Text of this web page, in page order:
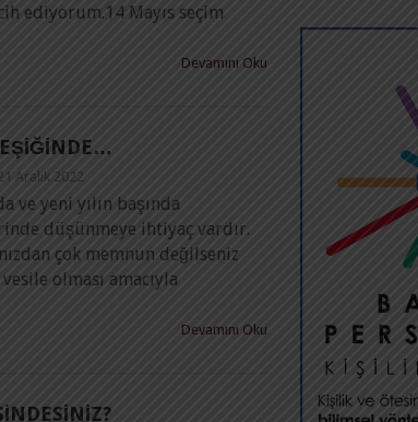
ediyorum.14 Mayıs seçim
Devamını Oku
Aralık 2022
ve yeni yılın başında
düşünmeye ihtiyaç vardır.
çok memnun değilseniz
olması amacıyla
Devamını Oku